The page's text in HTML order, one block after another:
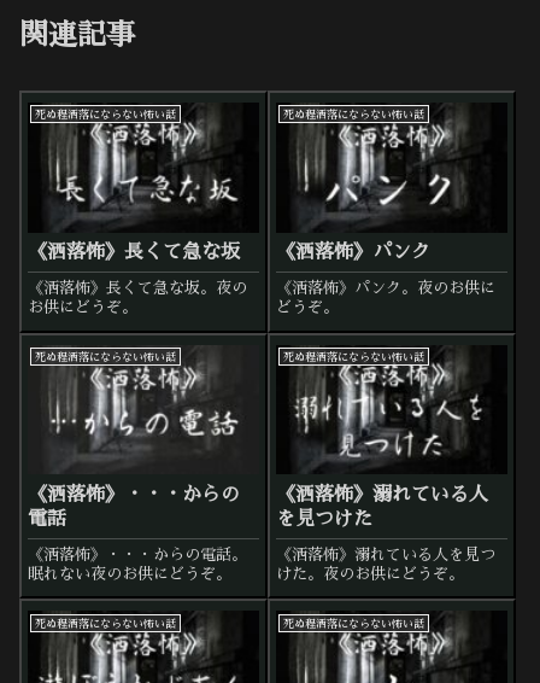
関連記事
死ぬ程洒落にならない怖い話
《洒落怖》長くて急な坂
《洒落怖》長くて急な坂。夜の
お供にどうぞ。
死ぬ程洒落にならない怖い話
《洒落怖》パンク
《洒落怖》パンク。夜のお供に
どうぞ。
死ぬ程洒落にならない怖い話
《洒落怖》・・・からの
電話
《洒落怖》・・・からの電話。
眠れない夜のお供にどうぞ。
死ぬ程洒落にならない怖い話
《洒落怖》溺れている人
を見つけた
《洒落怖》溺れている人を見つ
けた。夜のお供にどうぞ。
死ぬ程洒落にならない怖い話 死ぬ程洒落にならない怖い話